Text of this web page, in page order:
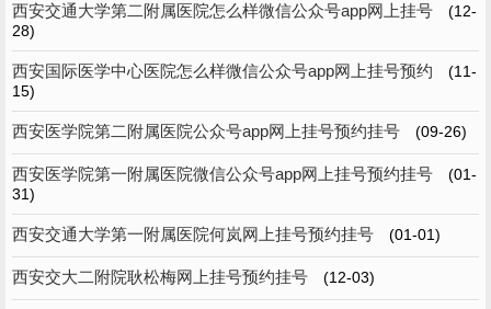
西安交通大学第二附属医院怎么样微信公众号app网上挂号
(12-
28)
西安国际医学中心医院怎么样微信公众号app网上挂号预约
(11-
15)
西安医学院第二附属医院公众号app网上挂号预约挂号 (09-26)
西安医学院第一附属医院微信公众号app网上挂号预约挂号
(01-
31)
西安交通大学第一附属医院何岚网上挂号预约挂号 (01-01)
西安交大二附院耿松梅网上挂号预约挂号 (12-03)